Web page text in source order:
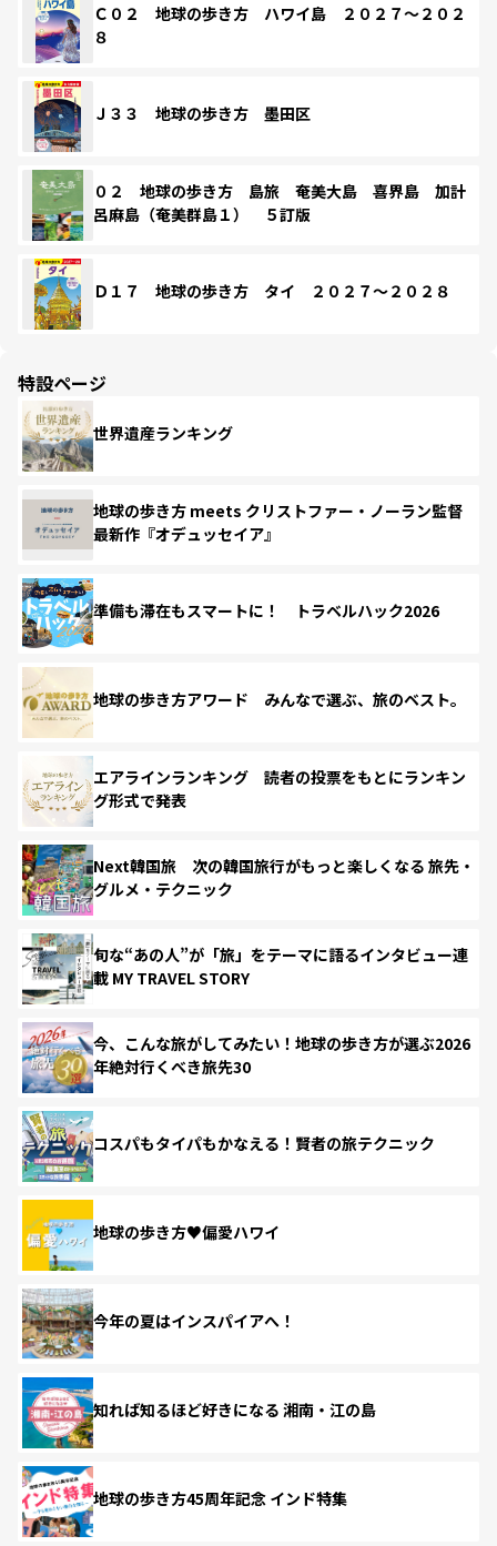
Ｃ０２ 地球の歩き方 ハワイ島 ２０２７～２０２
８
Ｊ３３ 地球の歩き方 墨田区
０２ 地球の歩き方 島旅 奄美大島 喜界島 加計
呂麻島（奄美群島１） ５訂版
Ｄ１７ 地球の歩き方 タイ ２０２７～２０２８
特設ページ
世界遺産ランキング
地球の歩き方 meets クリストファー・ノーラン監督
最新作『オデュッセイア』
準備も滞在もスマートに！ トラベルハック2026
地球の歩き方アワード みんなで選ぶ、旅のベスト。
エアラインランキング 読者の投票をもとにランキン
グ形式で発表
Next韓国旅 次の韓国旅行がもっと楽しくなる 旅先・
グルメ・テクニック
旬な“あの人”が「旅」をテーマに語るインタビュー連
載 MY TRAVEL STORY
今、こんな旅がしてみたい！地球の歩き方が選ぶ2026
年絶対行くべき旅先30
コスパもタイパもかなえる！賢者の旅テクニック
地球の歩き方♥偏愛ハワイ
今年の夏はインスパイアへ！
知れば知るほど好きになる 湘南・江の島
地球の歩き方45周年記念 インド特集